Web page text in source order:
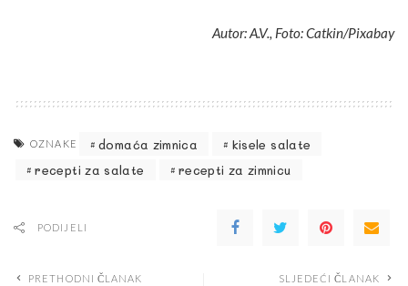
Autor: A.V., Foto: Catkin/Pixabay
OZNAKE domaća zimnica
kisele salate
recepti za salate
recepti za zimnicu
PODIJELI
PRETHODNI ČLANAK SLJEDEĆI ČLANAK